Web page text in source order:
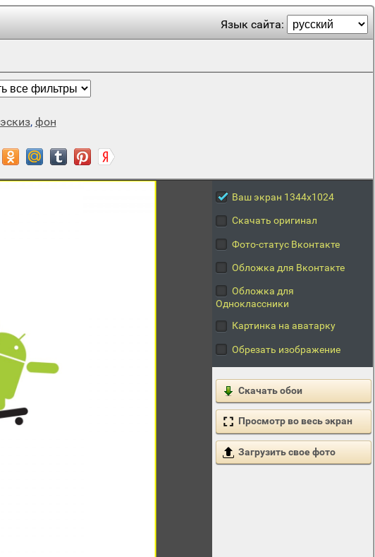
Язык сайта:
эскиз, фон
Ваш экран 1344x1024
Скачать оригинал
Фото-статус Вконтакте
Обложка для Вконтакте
Обложка для
Одноклассники
Картинка на аватарку
Обрезать изображение
Скачать обои
Просмотр во весь экран
Загрузить свое фото